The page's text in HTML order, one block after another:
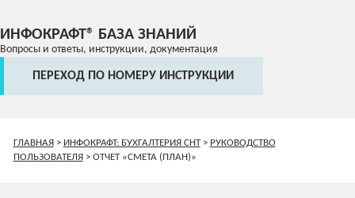
ИНФОКРАФТ® БАЗА ЗНАНИЙ
Вопросы и ответы, инструкции, документация
ПЕРЕХОД ПО НОМЕРУ ИНСТРУКЦИИ
ГЛАВНАЯ> ИНФОКРАФТ: БУХГАЛТЕРИЯ СНТ> РУКОВОДСТВО
ПОЛЬЗОВАТЕЛЯ> ОТЧЕТ «СМЕТА (ПЛАН)»